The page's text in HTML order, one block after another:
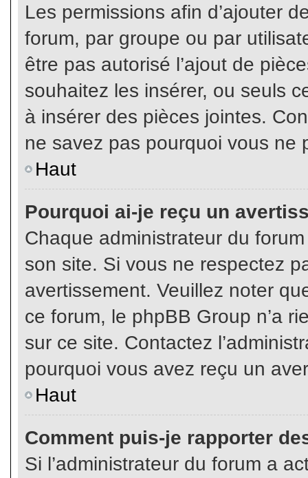
Les permissions afin d’ajouter
forum, par groupe ou par
être pas autorisé l’ajout de
souhaitez les insérer, ou seuls
à insérer des pièces jointes.
ne savez pas pourquoi vous ne
Haut
Pourquoi ai-je reçu un
Chaque administrateur du
son site. Si vous ne respectez
avertissement. Veuillez noter
ce forum, le phpBB Group n’a
sur ce site. Contactez
pourquoi vous avez reçu un
Haut
Comment puis-je rapporter
Si l’administrateur du forum a